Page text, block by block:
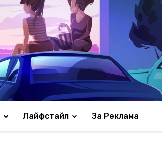
Лайфстайл За Реклама